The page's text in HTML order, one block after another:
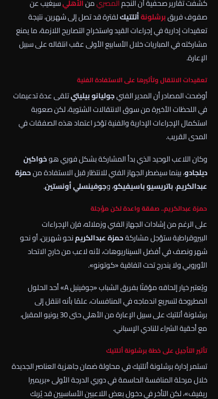
كشفت تقارير صحفية أن النجمالمصريمنالأهليسيغيب عن
صفوف فريقبرشلونةأتلتيكلفترة قد تصل إلى شهرين، نتيجة
تعقيدات إدارية في إجراءات القيد واستخراج التصاريح اللازمة، ما يمنع
مشاركته في المباريات خلال الأسابيع الأولى عقب انتقاله على سبيل
الإعارة.
تعقيدات الانتقال وتأثيرها على الاستفادة الفنية
أوضحت المصادر أن المدير الفنيجوليانو بيليتيتلقى عدة تدعيمات
في اللحظات الأخيرة من سوق الانتقالات الشتوية، لكن صعوبة
استكمال الإجراءات الإدارية والفنية تؤخر اعتماد هذه الصفقات في
المدى القريب.
وكان اللاعب الوحيد الذي بدأ المشاركة بشكل فوري هوخواكين
ديلجادو، بينما سيضطر الجهاز الفني للانتظار قبل الاستفادة منحمزة
عبدالكريم،باتريسيو باسيفيكو، وجوفينسلي أونستين.
حمزة عبدالكريم.. صفقة واعدة لكن مؤجلة
على الرغم من إشادات الجهاز الفني وزملائه، فإن الإجراءات
البيروقراطية ستؤجل مشاركةحمزة عبدالكريمنحو شهرين، أو نحو
شهر ونصف في أفضل السيناريوهات، لأنه لاعب من خارج الاتحاد
الأوروبي ولا يندرج تحت اتفاقية «كوتونو».
ويُعتبر خيار إلحاقه مؤقتًا بفريق الشباب «جوفينيل A» أحد الحلول
المطروحة لتسريع اندماجه في المنافسات، علمًا بأنه انتقل إلى
برشلونة أتلتيك على سبيل الإعارة من الأهلي حتى 30 يونيو المقبل،
مع أحقية الشراء للنادي الإسباني.
تأثير التأجيل على خطة برشلونة أتلتيك
تستمر إدارة برشلونة أتلتيك في محاولة ضمان جاهزية العناصر الجديدة
خلال مرحلة المنافسة الحاسمة في دوري الدرجة الأولى «بريميرا
ريفيف»، لكن التأخر في دخول بعض اللاعبين الأساسيين قد يُربك